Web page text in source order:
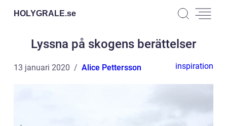
HOLYGRALE.se
Lyssna på skogens berättelser
13 januari 2020 Alice Pettersson inspiration